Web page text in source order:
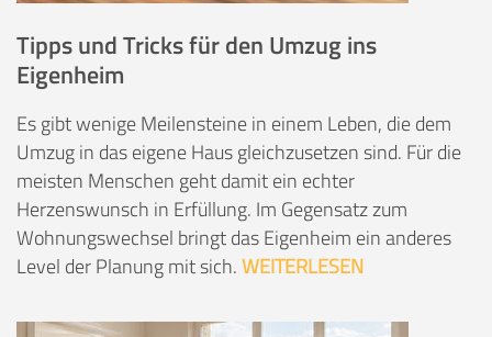
Tipps und Tricks für den Umzug ins
Eigenheim
Es gibt wenige Meilensteine in einem Leben, die dem
Umzug in das eigene Haus gleichzusetzen sind. Für die
meisten Menschen geht damit ein echter
Herzenswunsch in Erfüllung. Im Gegensatz zum
Wohnungswechsel bringt das Eigenheim ein anderes
Level der Planung mit sich.WEITERLESEN